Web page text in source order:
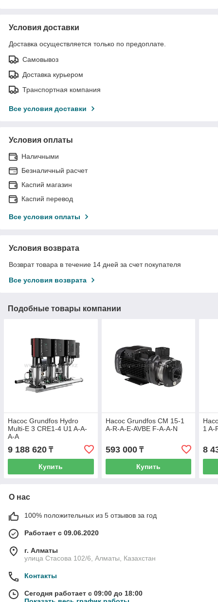
Условия доставки
Доставка осуществляется только по предоплате.
Самовывоз
Доставка курьером
Транспортная компания
Все условия доставки
Условия оплаты
Наличными
Безналичный расчет
Каспий магазин
Каспий перевод
Все условия оплаты
Условия возврата
Возврат товара в течение 14 дней за счет покупателя
Все условия возврата
Подобные товары компании
Насос Grundfos Hydro
Multi-E 3 CRE1-4 U1 A-A-
A-A
9 188 620 ₸
Купить
Насос Grundfos CM 15-1
A-R-A-E-AVBE F-A-A-N
593 000₸
Купить
1 A-
8
О нас
100% положительных из 5 отзывов за год
Работает с 09.06.2020
г. Алматы
улица Стасова 102/6, Алматы, Казахстан
Контакты
Сегодня работает с 09:00 до 18:00